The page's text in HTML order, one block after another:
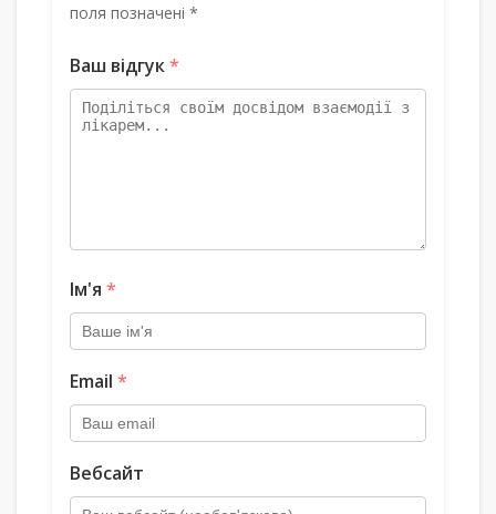
поля позначені *
Ваш відгук*
Ім'я *
Email *
Вебсайт